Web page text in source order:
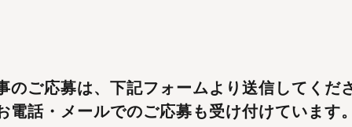
のご応募は、 下記フォームより送信してくだ
電話・メールでのご応募も受け付けています。